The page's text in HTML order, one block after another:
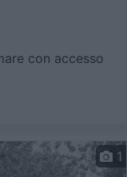
con accesso
1